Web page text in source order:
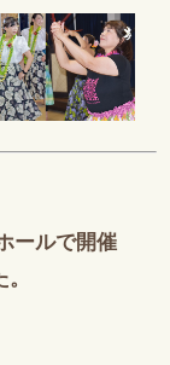
ールで開催